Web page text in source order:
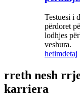
Testuesi i
përdoret
lodhjes
veshura.
hetimdetaj
rreth nesh
karriera